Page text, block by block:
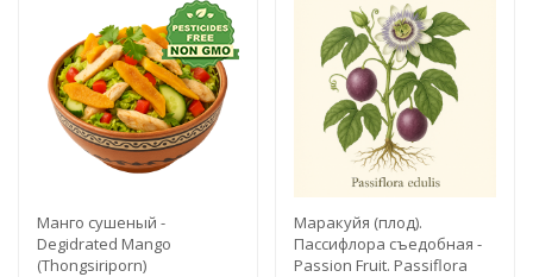
Манго сушеный -
Degidrated Mango
(Thongsiriporn)
Маракуйя (плод).
Пассифлора съедобная -
Passion Fruit. Passiflora